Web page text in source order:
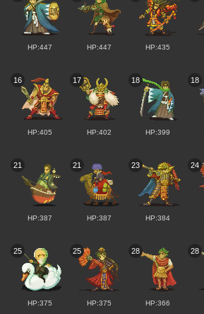
HP:447 HP:447 HP:435
16
HP:405
17
HP:402
18
HP:399
18
21
HP:387
21
HP:387
23
HP:384
24
25
HP:375
25
HP:375
28
HP:366
28